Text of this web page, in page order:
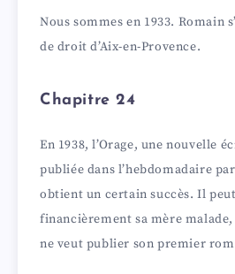
Nous sommes en 1933. Romain
de droit d’Aix-en-Provence.
Chapitre 24
En 1938, l’Orage, une nouvelle
publiée dans l’hebdomadaire
obtient un certain succès. Il
financièrement sa mère
ne veut publier son premier